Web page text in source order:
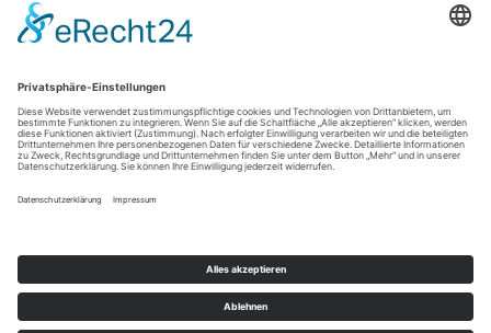
Werbund- und Marketing Blog
Links
Datenschutz
Impressum
Werbung- und Marketing
vorbehalten.
Theme:ColorMagvon ThemeGrill. Bereitgestellt von